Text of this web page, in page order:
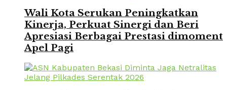
Wali Kota Serukan Peningkatkan
Kinerja, Perkuat Sinergi dan Beri
Apresiasi Berbagai Prestasi dimoment
Apel Pagi